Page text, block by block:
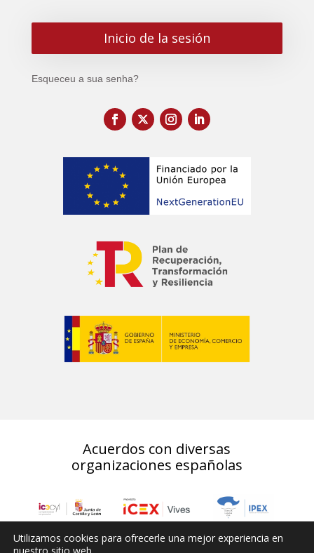
Esqueceu a sua senha?
Acuerdos con diversas
organizaciones españolas
Utilizamos cookies para ofrecerle una mejor experiencia en